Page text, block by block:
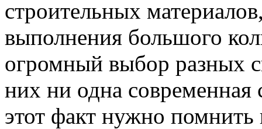
строительных
выполнения большого
огромный выбор разных
них ни одна современная
этот факт нужно помнить